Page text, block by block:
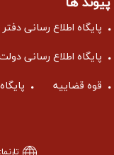
پایگاه اطلاع رسانی
پایگاه اطلاع رسانی
قوه قضاییه
تارنما: